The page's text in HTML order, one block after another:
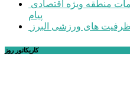
پیام
های ورزشی البرز
کاریکاتور روز